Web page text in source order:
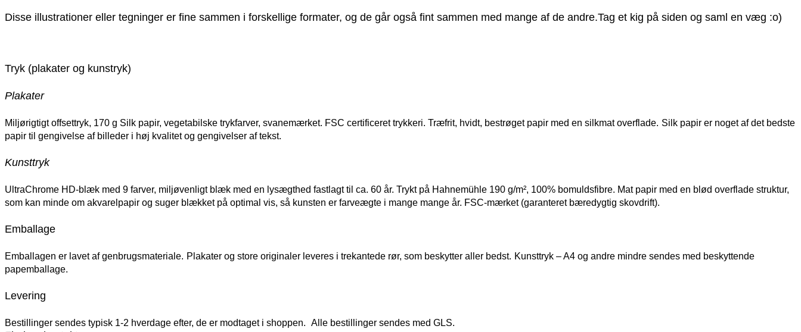
Disse illustrationer eller tegninger er fine sammen i forskellige formater, og de går også fint sammen med mange af de andre.Tag et kig på siden og saml en væg :o)
Tryk (plakater og kunstryk)
Plakater
Miljørigtigt offsettryk, 170 g Silk papir, vegetabilske trykfarver, svanemærket. FSC certificeret trykkeri. Træfrit, hvidt, bestrøget papir med en silkmat overflade. Silk papir er noget af det bedste
papir til gengivelse af billeder i høj kvalitet og gengivelser af tekst.
Kunsttryk
UltraChrome HD-blæk med 9 farver, miljøvenligt blæk med en lysægthed fastlagt til ca. 60 år. Trykt på Hahnemühle 190 g/m², 100% bomuldsfibre. Mat papir med en blød overflade struktur,
som kan minde om akvarelpapir og suger blækket på optimal vis, så kunsten er farveægte i mange mange år. FSC-mærket (garanteret bæredygtig skovdrift).
Emballage
Emballagen er lavet af genbrugsmateriale. Plakater og store originaler leveres i trekantede rør, som beskytter aller bedst. Kunsttryk – A4 og andre mindre sendes med beskyttende
papemballage.
Levering
Bestillinger sendes typisk 1-2 hverdage efter, de er modtaget i shoppen. Alle bestillinger sendes med GLS.